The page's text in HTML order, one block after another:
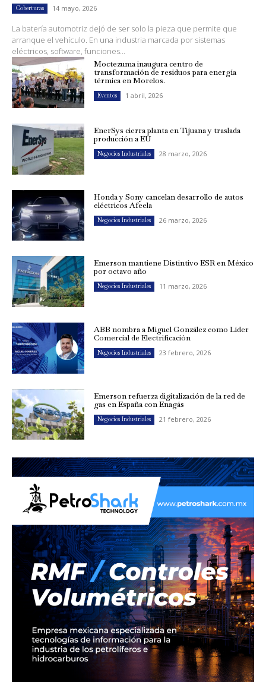
Coberturas 14 mayo, 2026
La batería automotriz dejó de ser solo la pieza que permite que
arranque el vehículo. En una industria marcada por sistemas
eléctricos, software, funciones...
Moctezuma inaugura centro de
transformación de residuos para energía
térmica en Morelos.
Eventos 1 abril, 2026
EnerSys cierra planta en Tijuana y traslada
producción a EU
Negocios Industriales 28 marzo, 2026
Honda y Sony cancelan desarrollo de autos
eléctricos Afeela
Negocios Industriales 26 marzo, 2026
Emerson mantiene Distintivo ESR en México
por octavo año
Negocios Industriales 11 marzo, 2026
ABB nombra a Miguel González como Líder
Comercial de Electrificación
Negocios Industriales 23 febrero, 2026
Emerson refuerza digitalización de la red de
gas en España con Enagás
Negocios Industriales 21 febrero, 2026